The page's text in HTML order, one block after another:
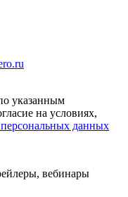
указанным
на условиях,
данных
вебинары